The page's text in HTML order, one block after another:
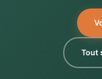
Tout